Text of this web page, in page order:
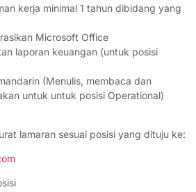
kerja minimal 1 tahun dibidang yang
Microsoft Office
laporan keuangan (untuk posisi
(Menulis, membaca dan
untuk untuk posisi Operational)
lamaran sesuai posisi yang dituju ke: